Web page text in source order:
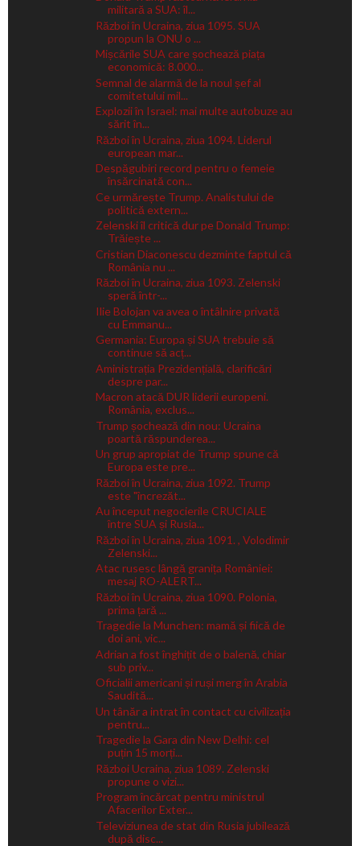
militară a SUA: îl...
Război în Ucraina, ziua 1095. SUA
propun la ONU o ...
Mișcările SUA care șochează piața
economică: 8.000...
Semnal de alarmă de la noul șef al
comitetului mil...
Explozii în Israel: mai multe autobuze au
sărit în...
Război în Ucraina, ziua 1094. Liderul
european mar...
Despăgubiri record pentru o femeie
însărcinată con...
Ce urmărește Trump. Analistului de
politică extern...
Zelenski îl critică dur pe Donald Trump:
Trăiește ...
Cristian Diaconescu dezminte faptul că
România nu ...
Război în Ucraina, ziua 1093. Zelenski
speră într-...
Ilie Bolojan va avea o întâlnire privată
cu Emmanu...
Germania: Europa și SUA trebuie să
continue să acț...
Aministrația Prezidențială, clarificări
despre par...
Macron atacă DUR liderii europeni.
România, exclus...
Trump șochează din nou: Ucraina
poartă răspunderea...
Un grup apropiat de Trump spune că
Europa este pre...
Război în Ucraina, ziua 1092. Trump
este "încrezăt...
Au început negocierile CRUCIALE
între SUA și Rusia...
Război în Ucraina, ziua 1091. , Volodimir
Zelenski...
Atac rusesc lângă granița României:
mesaj RO-ALERT...
Război în Ucraina, ziua 1090. Polonia,
prima țară ...
Tragedie la Munchen: mamă și fiică de
doi ani, vic...
Adrian a fost înghițit de o balenă, chiar
sub priv...
Oficialii americani și ruși merg în Arabia
Saudită...
Un tânăr a intrat în contact cu civilizația
pentru...
Tragedie la Gara din New Delhi: cel
puțin 15 morți...
Război Ucraina, ziua 1089. Zelenski
propune o vizi...
Program încărcat pentru ministrul
Afacerilor Exter...
Televiziunea de stat din Rusia jubilează
după disc...